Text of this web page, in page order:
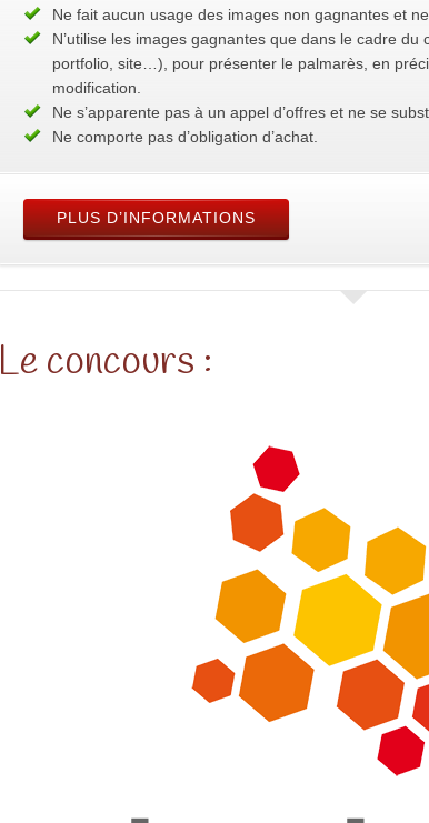
Ne fait aucun usage des images non gagnantes et
N’utilise les images gagnantes que dans le cadre du
portfolio, site…), pour présenter le palmarès, en
modification.
Ne s’apparente pas à un appel d’offres et ne se
Ne comporte pas d’obligation d’achat.
PLUS D’INFORMATIONS
Le concours :